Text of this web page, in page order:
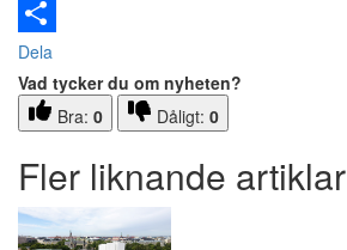
Email
Dela
Vad tycker du om nyheten?
Bra: 0 Dåligt: 0
Fler liknande artiklar